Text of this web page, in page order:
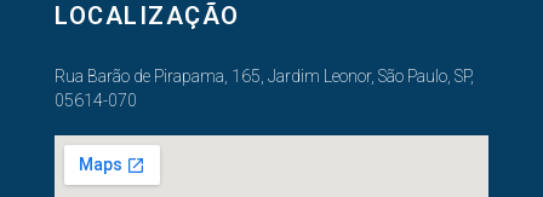
LOCALIZAÇÃO
Rua Barão de Pirapama, 165, Jardim Leonor, São Paulo, SP,
05614-070